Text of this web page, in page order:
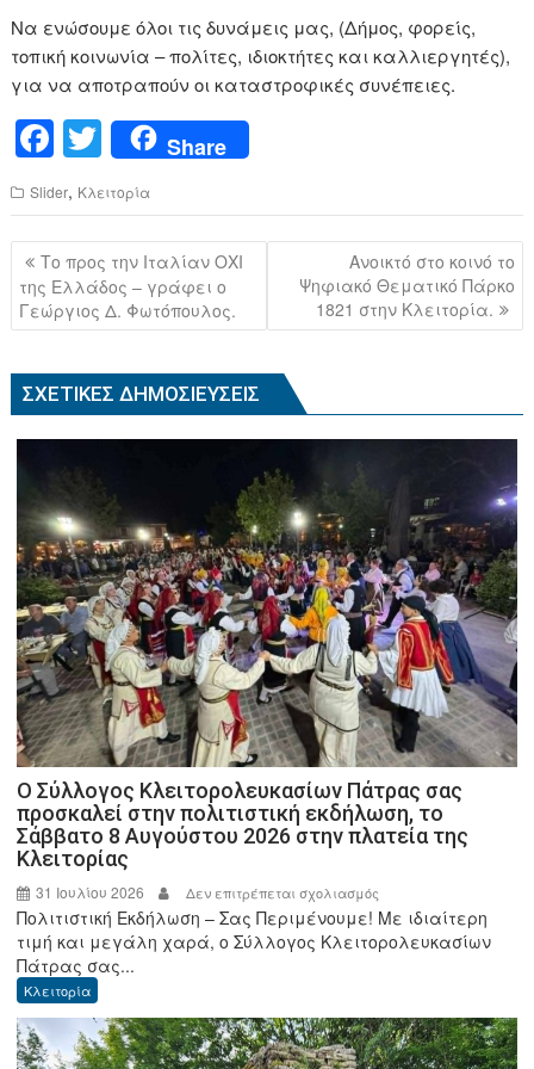
Να ενώσουμε όλοι τις δυνάμεις μας, (Δήμος, φορείς,
τοπική κοινωνία – πολίτες, ιδιοκτήτες και καλλιεργητές),
για να αποτραπούν οι καταστροφικές συνέπειες.
F
a
c
e
b
o
o
k
T
wi
tt
er
Share
Slider, Κλειτορία
Πλοήγηση
άρθρων
Το προς την Ιταλίαν ΟΧΙ
της Ελλάδος – γράφει ο
Γεώργιος Δ. Φωτόπουλος.
Ανοικτό στο κοινό το
Ψηφιακό Θεματικό Πάρκο
1821 στην Κλειτορία.
ΣΧΕΤΙΚΈΣ ΔΗΜΟΣΙΕΎΣΕΙΣ
Ο Σύλλογος Κλειτορολευκασίων Πάτρας σας
προσκαλεί στην πολιτιστική εκδήλωση, το
Σάββατο 8 Αυγούστου 2026 στην πλατεία της
Κλειτορίας
31 Ιουλίου 2026 Δεν επιτρέπεται σχολιασμός
Ο
Σύλλογος
σας
προσκαλεί
Πολιτιστική Εκδήλωση – Σας Περιμένουμε! Με ιδιαίτερη
τιμή και μεγάλη χαρά, ο Σύλλογος Κλειτορολευκασίων
Πάτρας σας...
Κλειτορία